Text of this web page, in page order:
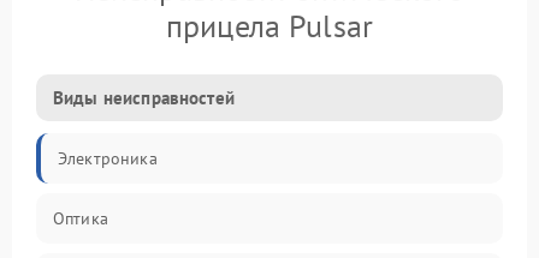
прицела Pulsar
Виды неисправностей
Электроника
Оптика